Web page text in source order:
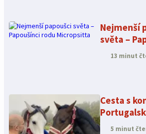
Nejmenší
světa –
Micropsitta
13 minut
Cesta s
jedeme!
5 minut